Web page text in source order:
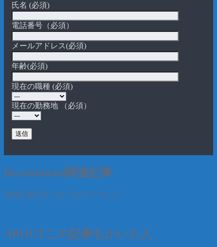
氏名 (必須)
電話番号（必須）
メールアドレス(必須)
年齢(必須)
現在の職種 (必須)
現在の勤務地 （必須）
Recommend関連記事
関連記事は見つかりませんでした。
ABOUTこの記事をかいた人